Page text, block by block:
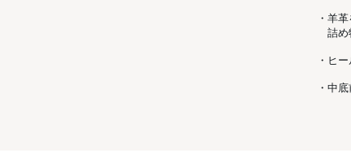
・羊
詰め
・ヒ
・中